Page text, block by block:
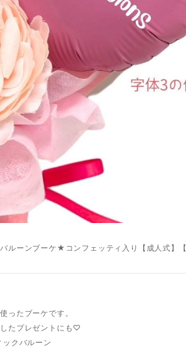
ルーンブーケ★コンフェッティ入り【成人式】【
ったブーケです。
たプレゼントにも♡
ックバルーン